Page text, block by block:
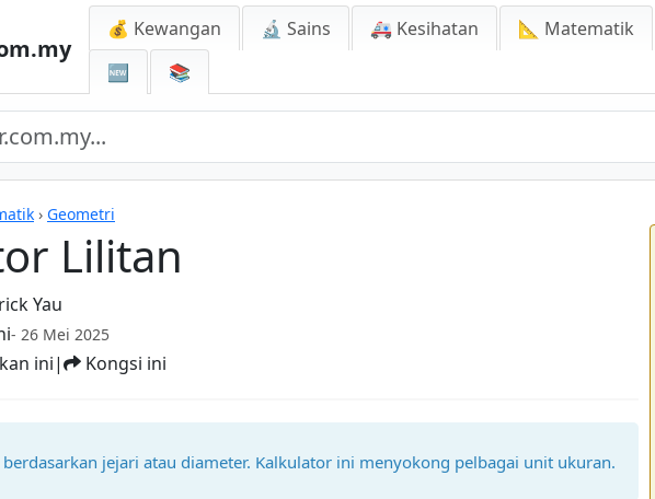
💰 Kewangan 🔬 Sains 🚑 Kesihatan 📐 Matematik
🆕
📚
› Geometri
Lilitan
Yau
- 26 Mei 2025
ini| Kongsi ini
jejari atau diameter. Kalkulator ini menyokong pelbagai unit ukuran.